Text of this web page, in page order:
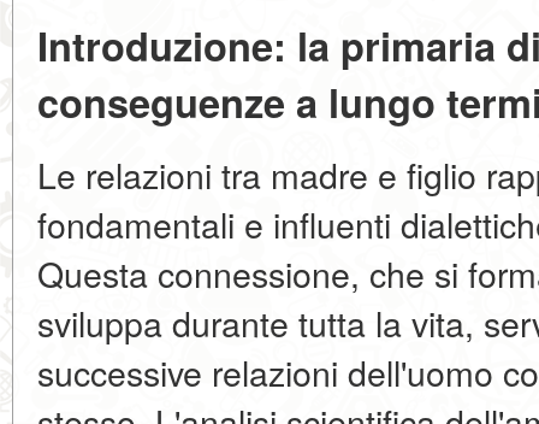
Introduzione: la primaria
conseguenze a lungo
Le relazioni tra madre e figlio
fondamentali e influenti
Questa connessione, che si
sviluppa durante tutta la vita,
successive relazioni dell'uomo